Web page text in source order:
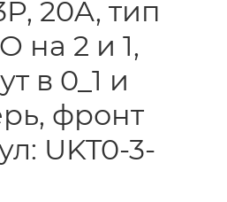
20A, тип
на 2 и 1,
в 0_1 и
фронт
UKT0-3-